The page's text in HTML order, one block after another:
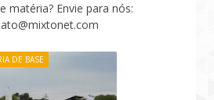
matéria? Envie para nós:
DE BASE